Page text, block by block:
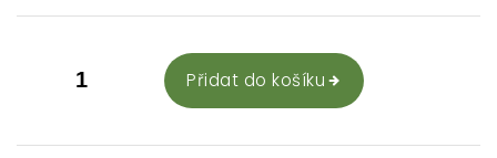
Přidat do košíku